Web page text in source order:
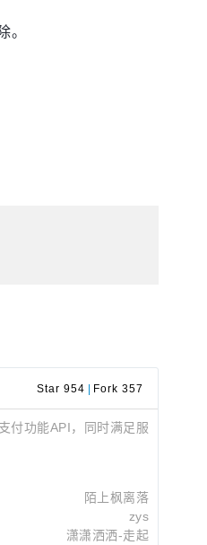
Star 954 | Fork 357
付功能API，同时满足服
陌上枫离落
zys
潇潇洒洒-走起